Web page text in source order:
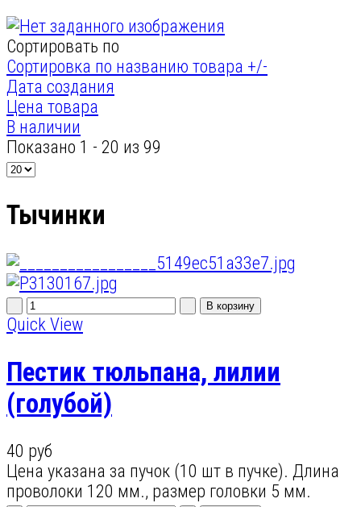
Сортировать по
Сортировка по названию товара +/-
Дата создания
Цена товара
В наличии
Показано 1 - 20 из 99
Тычинки
Quick View
Пестик тюльпана, лилии
(голубой)
40 руб
Цена указана за пучок (10 шт в пучке). Длина
проволоки 120 мм., размер головки 5 мм.